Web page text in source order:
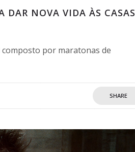
DAR NOVA VIDA ÀS CASAS
por maratonas de
SHARE